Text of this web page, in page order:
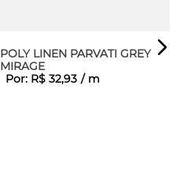
POLY LINEN PARVATI GREY
MIRAGE
Por: R$ 32,93 / m